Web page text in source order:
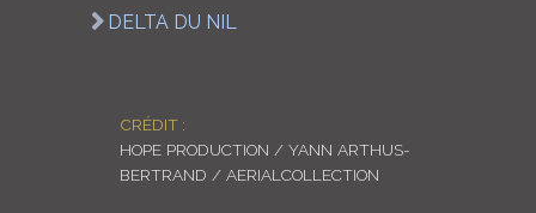
DELTA DU NIL
CRÉDIT :
HOPE PRODUCTION / YANN ARTHUS-
BERTRAND / AERIALCOLLECTION